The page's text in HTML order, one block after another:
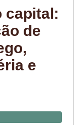
capital:
de
e